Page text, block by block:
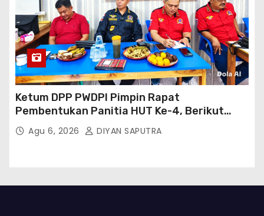
Ketum DPP PWDPI Pimpin Rapat
Pembentukan Panitia HUT Ke-4, Berikut
Susunan Dan Rangkaian Kegiatannya
Agu 6, 2026 DIYAN SAPUTRA